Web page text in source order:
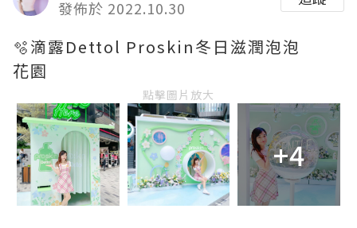
發佈於 2022.10.30
🫧滴露Dettol Proskin冬日滋潤泡泡
花園
點擊圖片放大
+4